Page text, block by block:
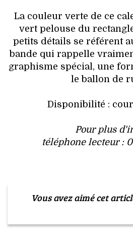
MODE DE
JEUNES
HISTOIRE DES
DÉCO
VOYAGES &
La couleur verte de ce
vert pelouse du
petits détails se référent
bande qui rappelle
graphisme spécial, une
le ballon de
Disponibilité :
Pour plus
téléphone lecteur :
Vous avez aimé cet